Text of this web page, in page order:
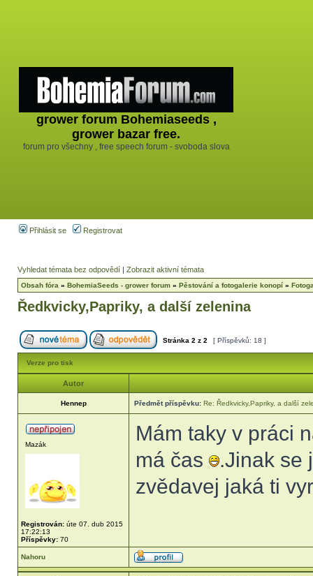
grower forum Bohemiaseeds ,
grower bazar free.
forum pro všechny , free speech forum - svoboda slova
Přihlásit se Registrovat
Vyhledat témata bez odpovědí | Zobrazit aktivní témata
Obsah fóra » BohemiaSeeds - grower forum » Pěstování a fotogalerie konopí »
Ředkvicky,Papriky, a další zelenina
Stránka 2 z 2 [ Příspěvků: 18 ]
Verze pro tisk
Autor
Hennep Předmět příspěvku: Re: Ředkvicky,Papriky, a další
Mazák
Registrován: úte 07. dub 2015
17:22:13
Příspěvky: 70
Mám taky v práci
má čas
.Jinak se
zvědavej jaká ti
Nahoru